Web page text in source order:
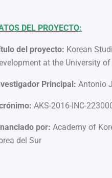
DEL PROYECTO:
del proyecto: Korean
at the University
Principal: Antonio
AKS-2016-INC-
por: Academy of
del Sur